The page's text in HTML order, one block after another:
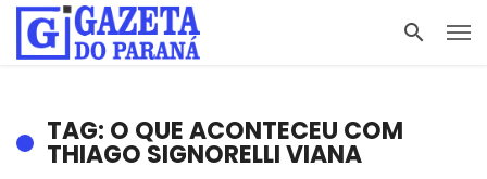
TAG: O QUE ACONTECEU COM
THIAGO SIGNORELLI VIANA